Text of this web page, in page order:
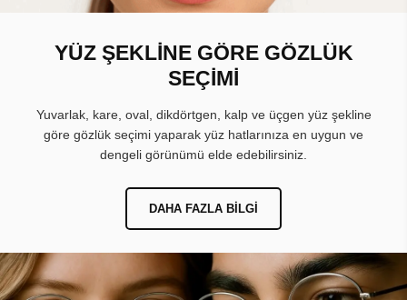
YÜZ ŞEKLİNE GÖRE GÖZLÜK
SEÇİMİ
Yuvarlak, kare, oval, dikdörtgen, kalp ve üçgen yüz şekline
göre gözlük seçimi yaparak yüz hatlarınıza en uygun ve
dengeli görünümü elde edebilirsiniz.
DAHA FAZLA BILGI